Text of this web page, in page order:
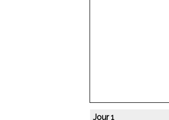
Jour 1